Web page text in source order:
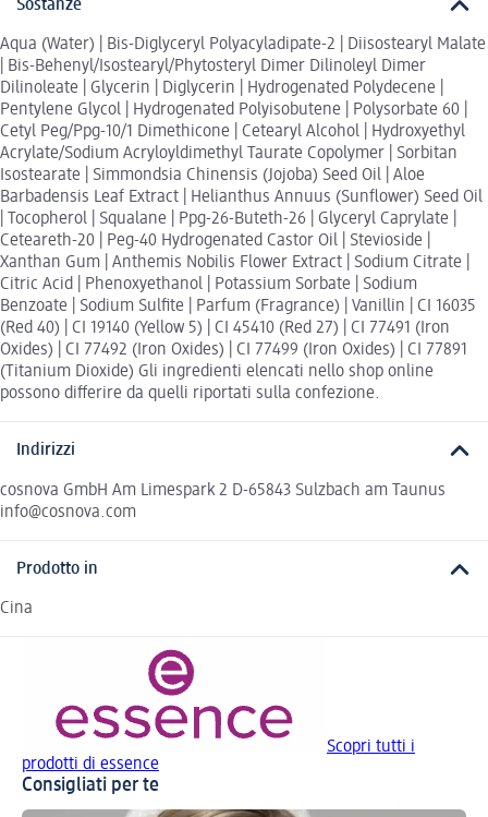
Sostanze
Aqua (Water) | Bis-Diglyceryl Polyacyladipate-2 | Diisostearyl Malate
| Bis-Behenyl/Isostearyl/Phytosteryl Dimer Dilinoleyl Dimer
Dilinoleate | Glycerin | Diglycerin | Hydrogenated Polydecene |
Pentylene Glycol | Hydrogenated Polyisobutene | Polysorbate 60 |
Cetyl Peg/Ppg-10/1 Dimethicone | Cetearyl Alcohol | Hydroxyethyl
Acrylate/Sodium Acryloyldimethyl Taurate Copolymer | Sorbitan
Isostearate | Simmondsia Chinensis (Jojoba) Seed Oil | Aloe
Barbadensis Leaf Extract | Helianthus Annuus (Sunflower) Seed Oil
| Tocopherol | Squalane | Ppg-26-Buteth-26 | Glyceryl Caprylate |
Ceteareth-20 | Peg-40 Hydrogenated Castor Oil | Stevioside |
Xanthan Gum | Anthemis Nobilis Flower Extract | Sodium Citrate |
Citric Acid | Phenoxyethanol | Potassium Sorbate | Sodium
Benzoate | Sodium Sulfite | Parfum (Fragrance) | Vanillin | CI 16035
(Red 40) | CI 19140 (Yellow 5) | CI 45410 (Red 27) | CI 77491 (Iron
Oxides) | CI 77492 (Iron Oxides) | CI 77499 (Iron Oxides) | CI 77891
(Titanium Dioxide) Gli ingredienti elencati nello shop online
possono differire da quelli riportati sulla confezione.
Indirizzi
cosnova GmbH Am Limespark 2 D-65843 Sulzbach am Taunus
info@cosnova.com
Prodotto in
Cina
Scopri tutti i
prodotti di essence
Consigliati per te